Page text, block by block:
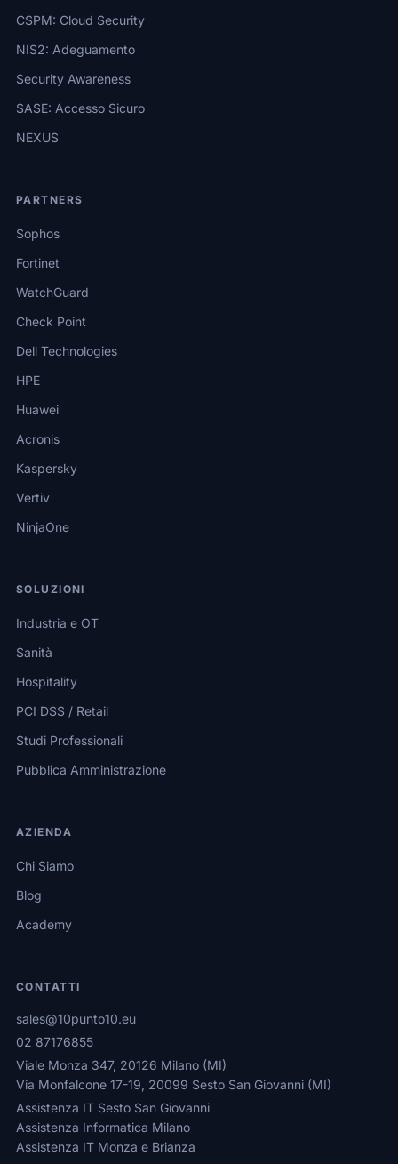
CSPM: Cloud Security
NIS2: Adeguamento
Security Awareness
SASE: Accesso Sicuro
NEXUS
PARTNERS
Sophos
Fortinet
WatchGuard
Check Point
Dell Technologies
HPE
Huawei
Acronis
Kaspersky
Vertiv
NinjaOne
SOLUZIONI
Industria e OT
Sanità
Hospitality
PCI DSS / Retail
Studi Professionali
Pubblica Amministrazione
AZIENDA
Chi Siamo
Blog
Academy
CONTATTI
sales@10punto10.eu
02 87176855
Viale Monza 347, 20126 Milano (MI)
Via Monfalcone 17-19, 20099 Sesto San Giovanni (MI)
Assistenza IT Sesto San Giovanni
Assistenza Informatica Milano
Assistenza IT Monza e Brianza